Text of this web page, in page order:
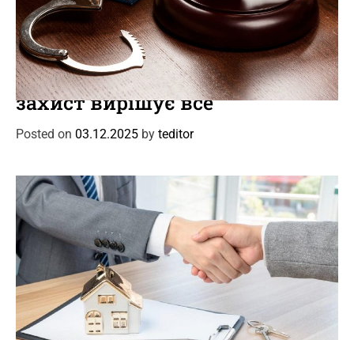
C
a
t
e
g
e
s
Новини Події
Кримінальний адвокат: коли
захист вирішує все
Posted on 03.12.2025 by teditor